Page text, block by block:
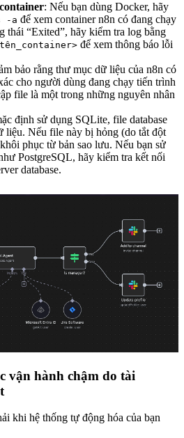
: Nếu bạn dùng Docker, hãy
-a để xem container n8n có đang chạy
thái “Exited”, hãy kiểm tra log bằng
để xem thông báo lỗi
bảo rằng thư mục dữ liệu của n8n có
cho người dùng đang chạy tiến trình
file là một trong những nguyên nhân
định sử dụng SQLite, file database
liệu. Nếu file này bị hỏng (do tắt đột
phục từ bản sao lưu. Nếu bạn sử
PostgreSQL, hãy kiểm tra kết nối
database.
vận hành chậm do tài
khi hệ thống tự động hóa của bạn